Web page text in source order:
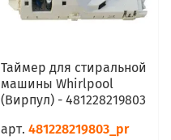
Таймер для стиральной
машины Whirlpool
(Вирпул) - 481228219803
арт. 481228219803_pr